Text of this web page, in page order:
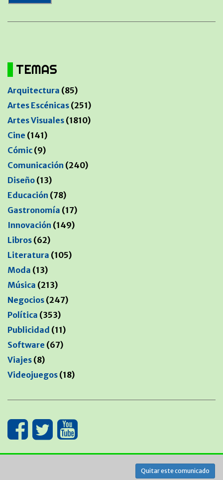
TEMAS
Arquitectura (85)
Artes Escénicas (251)
Artes Visuales (1810)
Cine (141)
Cómic (9)
Comunicación (240)
Diseño (13)
Educación (78)
Gastronomía (17)
Innovación (149)
Libros (62)
Literatura (105)
Moda (13)
Música (213)
Negocios (247)
Política (353)
Publicidad (11)
Software (67)
Viajes (8)
Videojuegos (18)
MANTENIDO PORQuitar este comunicado